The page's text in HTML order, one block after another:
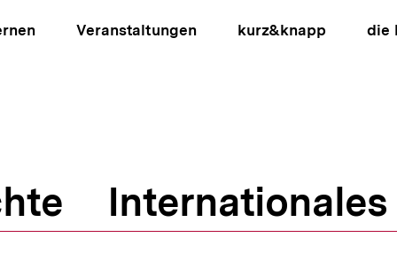
Veranstaltungen kurz&knapp die
Internationales